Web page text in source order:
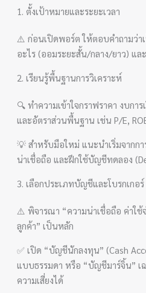
1. ตั้งเป้าหมายและระยะเวลา
⚠️ ก่อนเปิดพอร์ต ให้ตอบคำถามว่า
อะไร (ออมระยะสั้น/กลาง/ยาว) แ
2. เรียนรู้พื้นฐานการวิเคราะห์
🔍 ทำความเข้าใจกราฟราคา งบกา
และอัตราส่วนพื้นฐาน เช่น P/E,
💡 สำหรับมือใหม่ แนะนำเริ่มจากก
น่าเชื่อถือ และฝึกใช้บัญชีทดลอง
3. เลือกประเภทบัญชีและโบรกเกอร์
⚠️ พิจารณา “ความน่าเชื่อถือ ค่าใช้
ลูกค้า” เป็นหลัก
✅ เปิด “บัญชีนักลงทุน” (Cash
แบบธรรมดา หรือ “บัญชีมาร์จิ้น”
ความเสี่ยงได้